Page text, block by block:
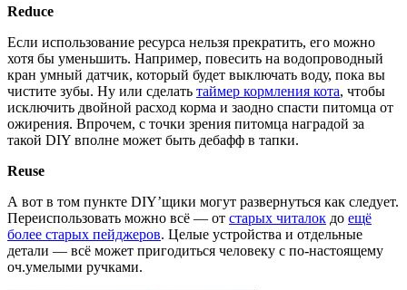
Reduce
Если использование ресурса нельзя прекратить, его можно
хотя бы уменьшить. Например, повесить на водопроводный
кран умный датчик, который будет выключать воду, пока вы
чистите зубы. Ну или сделать таймер кормления кота, чтобы
исключить двойной расход корма и заодно спасти питомца от
ожирения. Впрочем, с точки зрения питомца наградой за
такой DIY вполне может быть дебафф в тапки.
Reuse
А вот в том пункте DIY’щики могут развернуться как следует.
Переиспользовать можно всё — от старых читалок до ещё
более старых пейджеров. Целые устройства и отдельные
детали — всё может пригодиться человеку с по-настоящему
оч.умелыми ручками.